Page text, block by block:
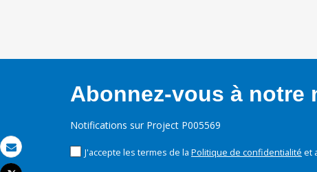
Email
Abonnez-vous à notre
Notifications sur Project P005569
J'accepte les termes de la Politique de confidentialité et